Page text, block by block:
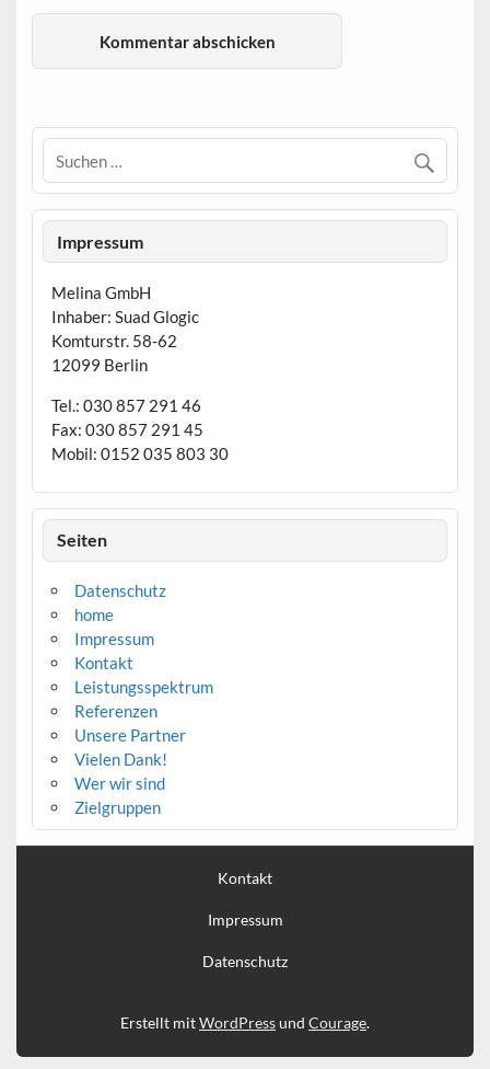
Impressum
Melina GmbH
Inhaber: Suad Glogic
Komturstr. 58-62
12099 Berlin
Tel.: 030 857 291 46
Fax: 030 857 291 45
Mobil: 0152 035 803 30
Seiten
Datenschutz
home
Impressum
Kontakt
Leistungsspektrum
Referenzen
Unsere Partner
Vielen Dank!
Wer wir sind
Zielgruppen
Kontakt
Impressum
Datenschutz
Erstellt mitWordPressund Courage.